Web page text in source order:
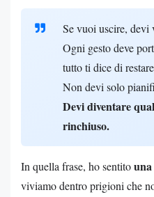
Se vuoi uscire, devi
Ogni gesto deve
tutto ti dice di
Non devi solo
Devi diventare
rinchiuso.
In quella frase, ho sentito
viviamo dentro prigioni che